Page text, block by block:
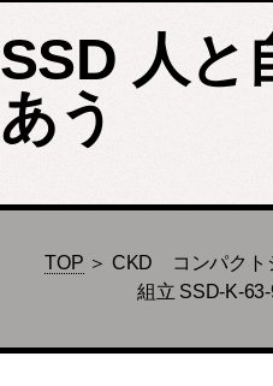
SSD 人と
あう
TOP ＞ CKD コンパクト
組立 SSD-K-